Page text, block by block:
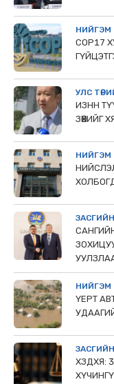
НИЙГЭМ
COP17
УЛС
ИЗНН
ЗӨӨХИЙГ
НИЙГЭМ
НИЙГЭМ
ҮЕРТ
ХЗДХЯ: